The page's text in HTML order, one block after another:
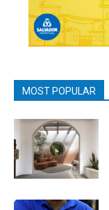
MOST POPULAR